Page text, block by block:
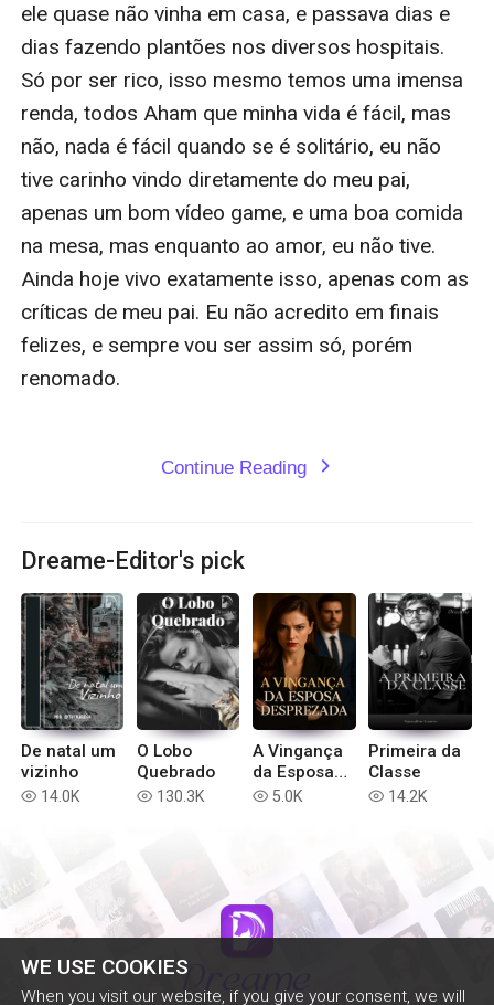
WE USE COOKIES
When you visit our website, if you give your consent, we will
ele quase não vinha em casa, e passava dias e
dias fazendo plantões nos diversos hospitais.
Só por ser rico, isso mesmo temos uma imensa
renda, todos Aham que minha vida é fácil, mas
não, nada é fácil quando se é solitário, eu não
tive carinho vindo diretamente do meu pai,
apenas um bom vídeo game, e uma boa comida
na mesa, mas enquanto ao amor, eu não tive.
Ainda hoje vivo exatamente isso, apenas com as
críticas de meu pai. Eu não acredito em finais
felizes, e sempre vou ser assim só, porém
renomado.
Continue Reading expand_more
Dreame-Editor's pick
De natal um
vizinho
read 14.0K
O Lobo
Quebrado
read 130.3K
A Vingança
da Esposa
Desprezada
read 5.0K
Primeira da
Classe
read 14.2K